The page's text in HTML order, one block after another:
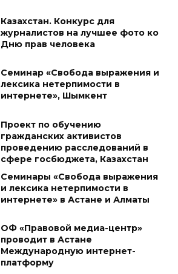
Казахстан. Конкурс для
журналистов на лучшее фото ко
Дню прав человека
Семинар «Свобода выражения и
лексика нетерпимости в
интернете», Шымкент
Проект по обучению
гражданских активистов
проведению расследований в
сфере госбюджета, Казахстан
Семинары «Свобода выражения
и лексика нетерпимости в
интернете» в Астане и Алматы
ОФ «Правовой медиа-центр»
проводит в Астане
Международную интернет-
платформу